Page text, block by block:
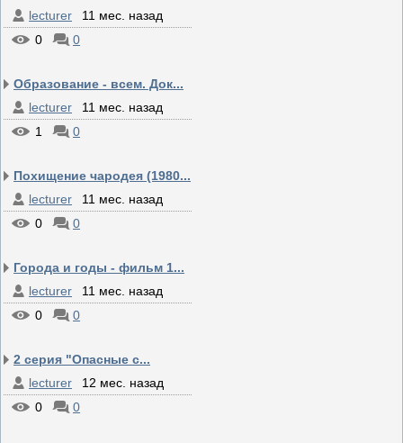
lecturer
11 мес. назад
0
0
Образование - всем. Док...
lecturer
11 мес. назад
1
0
Похищение чародея (1980...
lecturer
11 мес. назад
0
0
Города и годы - фильм 1...
lecturer
11 мес. назад
0
0
2 серия "Опасные с...
lecturer
12 мес. назад
0
0